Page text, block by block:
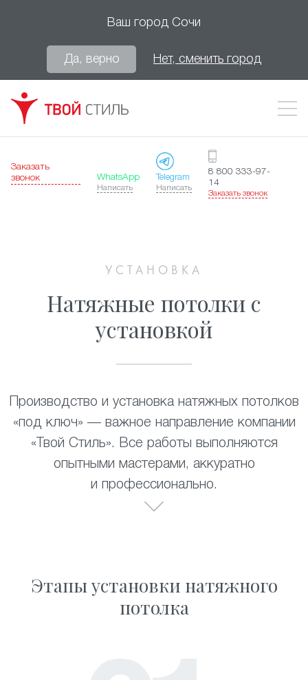
Ваш город Сочи
Да, верно Нет, сменить город
Заказать
звонок
WhatsApp
Написать
Telegram
Написать
8 800 333-97-
14
Заказать звонок
УСТАНОВКА
Натяжные потолки с
установкой
Производство и установка натяжных потолков
«под ключ» — важное направление компании
«Твой Стиль». Все работы выполняются
опытными мастерами, аккуратно
и профессионально.
Этапы установки натяжного
потолка